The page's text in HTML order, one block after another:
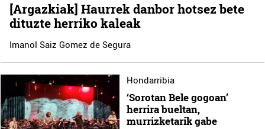
[Argazkiak] Haurrek danbor hotsez bete
dituzte herriko kaleak
Imanol Saiz Gomez de Segura
Hondarribia
‘Sorotan Bele gogoan’
herrira bueltan,
murrizketarik gabe